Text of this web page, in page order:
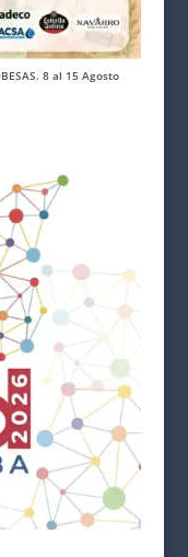
8 al 15 Agosto